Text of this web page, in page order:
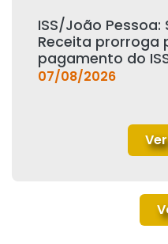
ISS/João
Receita prorroga
pagamento do
07/08/2026